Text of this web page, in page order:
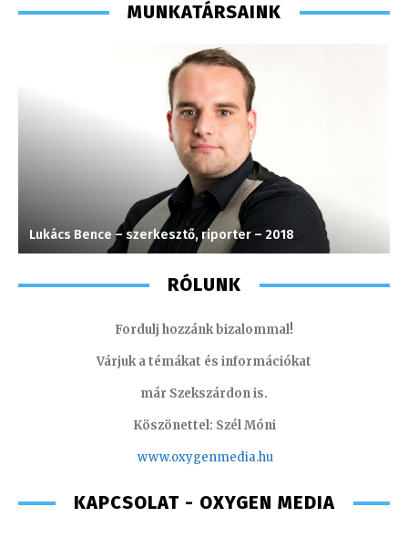
MUNKATÁRSAINK
Lukács Bence – szerkesztő, riporter – 2018
RÓLUNK
Fordulj hozzánk bizalommal!
Várjuk a témákat és információkat
már Szekszárdon is.
Köszönettel: Szél Móni
www.oxygenmedia.hu
KAPCSOLAT - OXYGEN MEDIA